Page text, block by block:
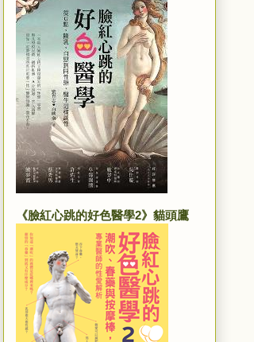
《臉紅心跳的好色醫學2》貓頭鷹